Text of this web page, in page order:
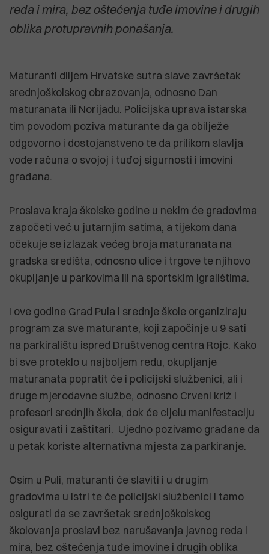
reda i mira, bez oštećenja tuđe imovine i drugih
oblika protupravnih ponašanja.
Maturanti diljem Hrvatske sutra slave završetak
srednjoškolskog obrazovanja, odnosno Dan
maturanata ili Norijadu. Policijska uprava istarska
tim povodom poziva maturante da ga obilježe
odgovorno i dostojanstveno te da prilikom slavlja
vode računa o svojoj i tuđoj sigurnosti i imovini
građana.
Proslava kraja školske godine u nekim će gradovima
započeti već u jutarnjim satima, a tijekom dana
očekuje se izlazak većeg broja maturanata na
gradska središta, odnosno ulice i trgove te njihovo
okupljanje u parkovima ili na sportskim igralištima.
I ove godine Grad Pula i srednje škole organiziraju
program za sve maturante, koji započinje u 9 sati
na parkiralištu ispred Društvenog centra Rojc. Kako
bi sve proteklo u najboljem redu, okupljanje
maturanata popratit će i policijski službenici, ali i
druge mjerodavne službe, odnosno Crveni križ i
profesori srednjih škola, dok će cijelu manifestaciju
osiguravati i zaštitari. Ujedno pozivamo građane da
u petak koriste alternativna mjesta za parkiranje.
Osim u Puli, maturanti će slaviti i u drugim
gradovima u Istri te će policijski službenici i tamo
osigurati da se završetak srednjoškolskog
školovanja proslavi bez narušavanja javnog reda i
mira, bez oštećenja tuđe imovine i drugih oblika